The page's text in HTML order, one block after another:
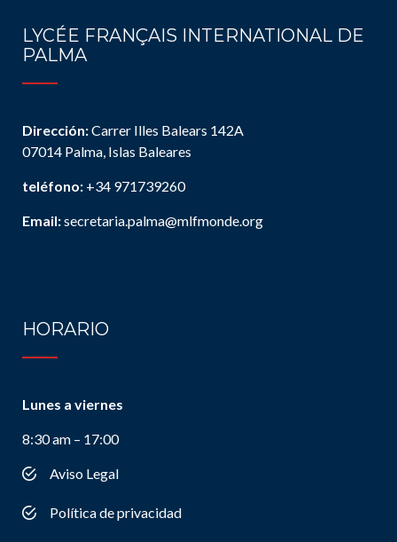
LYCÉE FRANÇAIS INTERNATIONAL DE
PALMA
Dirección:Carrer Illes Balears 142A
07014 Palma, Islas Baleares
teléfono: +34 971739260
Email:secretaria.palma@mlfmonde.org
HORARIO
Lunes a viernes
8:30 am – 17:00
Aviso Legal
Política de privacidad